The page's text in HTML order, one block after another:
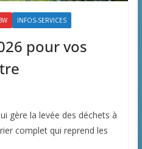
INFOS-SERVICES
pour vos
gère la levée des déchets à
complet qui reprend les